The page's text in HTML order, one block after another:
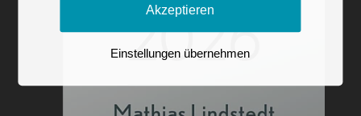
Akzeptieren
Einstellungen übernehmen